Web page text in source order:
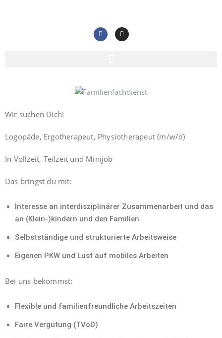
Wir suchen Dich!
Logopäde, Ergotherapeut, Physiotherapeut (m/w/d)
In Vollzeit, Teilzeit und Minijob
Das bringst du mit:
Interesse an interdisziplinärer Zusammenarbeit und das
an (Klein-)kindern und den Familien
Selbstständige und strukturierte Arbeitsweise
Eigenen PKW und Lust auf mobiles Arbeiten
Bei uns bekommst:
Flexible und familienfreundliche Arbeitszeiten
Faire Vergütung (TVöD)